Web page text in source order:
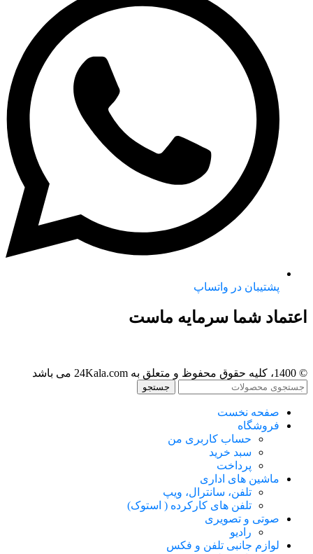
پشتیبان در واتساپ
اعتماد شما سرمایه ماست
© 1400، کلیه حقوق محفوظ و متعلق به 24Kala.com می باشد
جستجو
صفحه نخست
فروشگاه
حساب کاربری من
سبد خرید
پرداخت
ماشین های اداری
تلفن، سانترال، ویپ
تلفن های کارکرده ( استوک)
صوتی و تصویری
رادیو
لوازم جانبی تلفن و فکس